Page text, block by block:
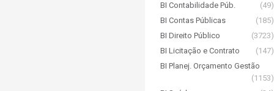
BI Contabilidade Púb.
(49)
BI Contas Públicas
(185)
BI Direito Público
(3723)
BI Licitação e Contrato
(147)
BI Planej. Orçamento Gestão
(1153)